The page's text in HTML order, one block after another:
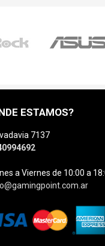
ESTAMOS?
7137
a Viernes de 10:00 a